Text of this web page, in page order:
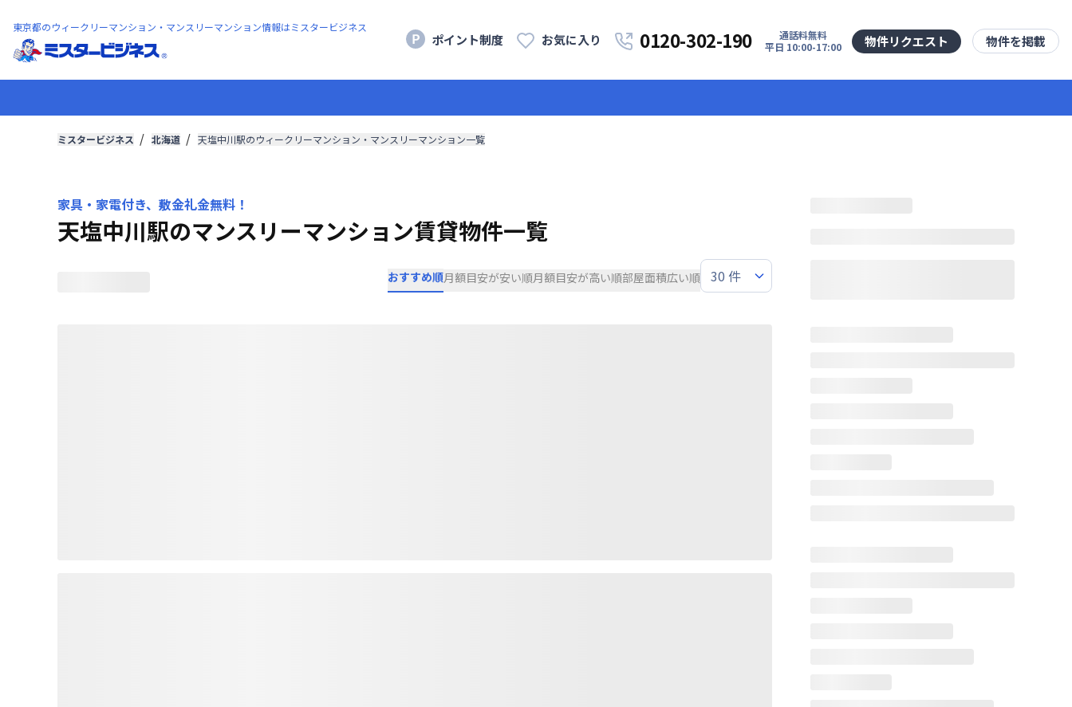
東京都のウィークリーマンション・マンスリーマンション情報はミスタービジネス
ポイント制度 お気に入り 0120-302-190
通話料無料
平日 10:00-17:00
物件リクエスト 物件を掲載
ミスタービジネス 北海道 天塩中川駅のウィークリーマンション・マンスリーマンション一覧
家具・家電付き、敷金礼金無料！
天塩中川駅のマンスリーマンション賃貸物件一覧
おすすめ順月額目安が安い順月額目安が高い順部屋面積広い順